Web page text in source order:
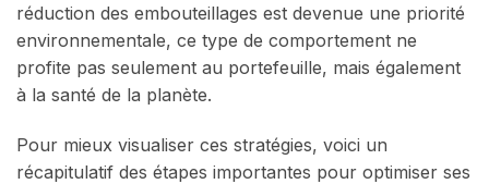
réduction des embouteillages est devenue une priorité
environnementale, ce type de comportement ne
profite pas seulement au portefeuille, mais également
à la santé de la planète.
Pour mieux visualiser ces stratégies, voici un
récapitulatif des étapes importantes pour optimiser ses